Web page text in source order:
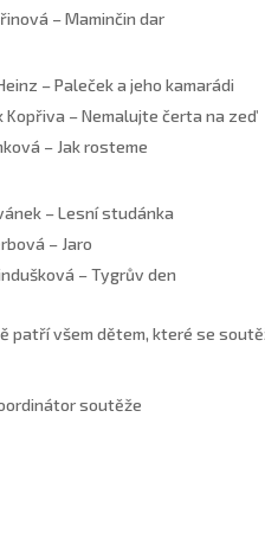
– Maminčin dar
– Paleček a jeho kamarádi
Kopřiva – Nemalujte čerta na zeď
– Jak rosteme
– Lesní studánka
– Jaro
– Tygrův den
patří všem dětem, které se
soutěže